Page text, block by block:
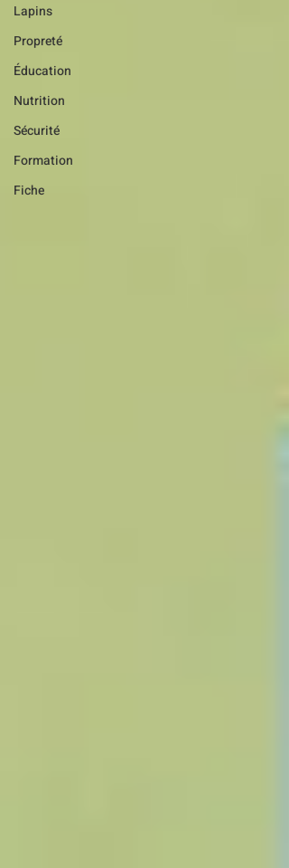
Lapins
Propreté
Éducation
Nutrition
Sécurité
Formation
Fiche